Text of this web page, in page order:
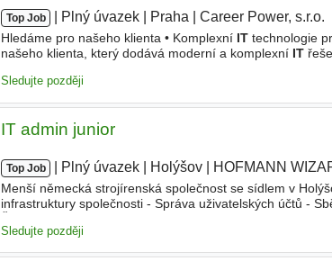
Top Job Plný úvazek Praha Career Power, s.r.o.
Hledáme pro našeho klienta • Komplexní ITtechnologie
našeho klienta, který dodává moderní a komplexní IT
Sledujte později
IT admin junior
Top Job Plný úvazek Holýšov HOFMANN
Menší německá strojírenská společnost se sídlem v
infrastruktury společnosti - Správa uživatelských účtů -
Sledujte později